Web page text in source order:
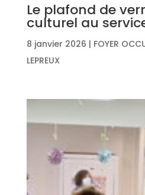
Le plafond de
culturel au
8 janvier 2026 | FOYER
LEPREUX